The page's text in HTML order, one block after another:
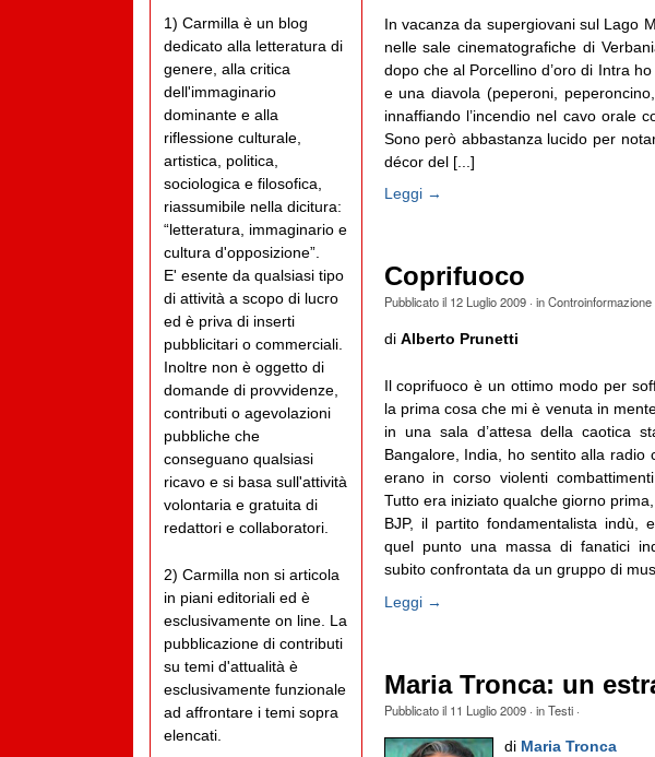
In vacanza da supergiovani sul Lago
nelle sale cinematografiche di
dopo che al Porcellino d’oro di Intra
e una diavola (peperoni,
innaffiando l’incendio nel cavo orale
Sono però abbastanza lucido per
décor del [...]
Leggi →
Coprifuoco
Pubblicato il 12 Luglio 2009· inControinformazione
di Alberto Prunetti
Il coprifuoco è un ottimo modo per
la prima cosa che mi è venuta in
in una sala d’attesa della caotica
Bangalore, India, ho sentito alla radio
erano in corso violenti
Tutto era iniziato qualche giorno
BJP, il partito fondamentalista indù,
quel punto una massa di fanatici
subito confrontata da un gruppo di
Leggi →
Maria Tronca: un
Pubblicato il 11 Luglio 2009· inTesti·
di Maria Tronca
1) Carmilla è un blog
dedicato alla letteratura di
genere, alla critica
dell'immaginario
dominante e alla
riflessione culturale,
artistica, politica,
sociologica e filosofica,
riassumibile nella dicitura:
“letteratura, immaginario e
cultura d'opposizione”.
E' esente da qualsiasi tipo
di attività a scopo di lucro
ed è priva di inserti
pubblicitari o commerciali.
Inoltre non è oggetto di
domande di provvidenze,
contributi o agevolazioni
pubbliche che
conseguano qualsiasi
ricavo e si basa sull'attività
volontaria e gratuita di
redattori e collaboratori.
2) Carmilla non si articola
in piani editoriali ed è
esclusivamente on line. La
pubblicazione di contributi
su temi d'attualità è
esclusivamente funzionale
ad affrontare i temi sopra
elencati.